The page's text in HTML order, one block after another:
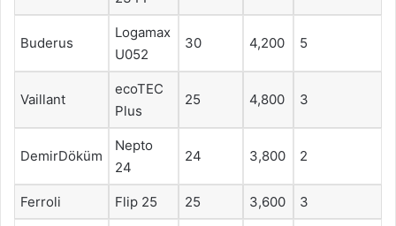
Buderus
Logamax
U052
30 4,200 5
Vaillant
ecoTEC
Plus
25 4,800 3
DemirDöküm
Nepto
24
24 3,800 2
Ferroli Flip 25 25 3,600 3